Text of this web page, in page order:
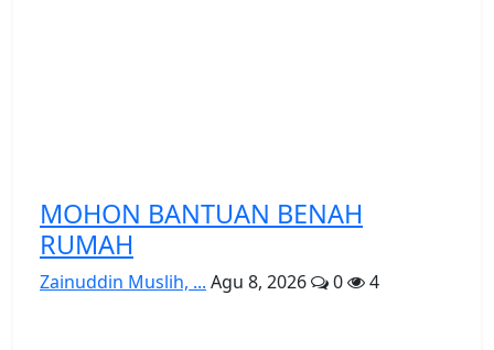
MOHON BANTUAN BENAH
RUMAH
Zainuddin Muslih, ... Agu 8, 2026 0 4